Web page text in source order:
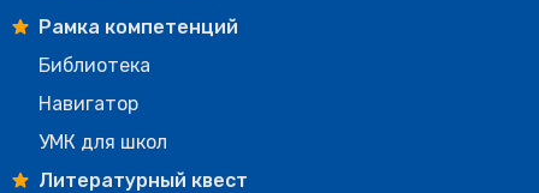
Рамка компетенций
Библиотека
Навигатор
УМК для школ
Литературный квест